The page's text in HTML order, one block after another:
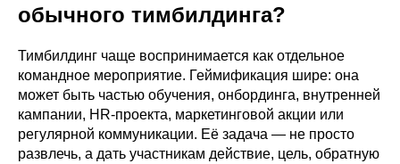
обычного тимбилдинга?
Тимбилдинг чаще воспринимается как отдельное
командное мероприятие. Геймификация шире: она
может быть частью обучения, онбординга, внутренней
кампании, HR-проекта, маркетинговой акции или
регулярной коммуникации. Её задача — не просто
развлечь, а дать участникам действие, цель, обратную